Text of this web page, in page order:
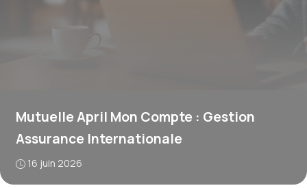
Mutuelle April Mon Compte : Gestion
Assurance Internationale
16 juin 2026